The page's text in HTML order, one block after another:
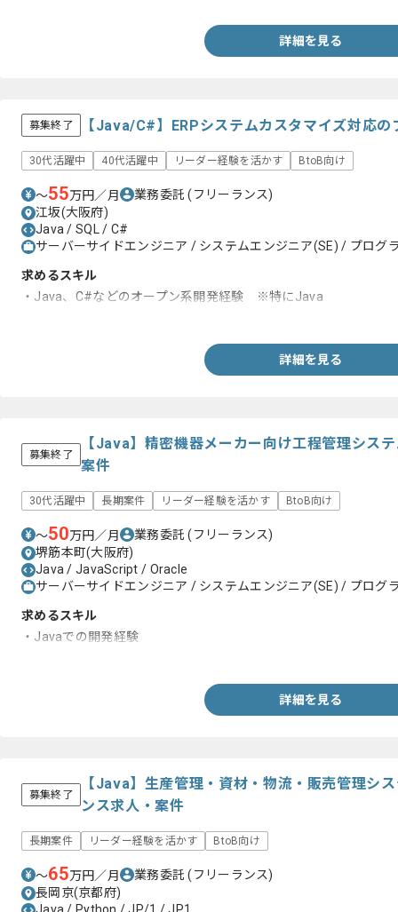
詳細を見る
募集終了 【Java/C#】ERPシステムカスタマイズ対応
30代活躍中 40代活躍中 リーダー経験を活かす BtoB向け
〜55万円／月 業務委託(フリーランス)
江坂(大阪府)
Java / SQL / C#
サーバーサイドエンジニア / システムエンジニア(SE) / プログ
求めるスキル
・Java、C#などのオープン系開発経験 ※特にJava
詳細を見る
募集終了
【Java】精密機器メーカー向け工程管理シス
案件
30代活躍中 長期案件 リーダー経験を活かす BtoB向け
〜50万円／月 業務委託(フリーランス)
堺筋本町(大阪府)
Java / JavaScript / Oracle
サーバーサイドエンジニア / システムエンジニア(SE) / プログ
求めるスキル
・Javaでの開発経験
詳細を見る
募集終了
【Java】生産管理・資材・物流・販売管理シ
ンス求人・案件
長期案件 リーダー経験を活かす BtoB向け
〜65万円／月 業務委託(フリーランス)
長岡京(京都府)